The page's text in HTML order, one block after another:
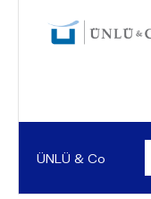
ÜNLÜ & Co